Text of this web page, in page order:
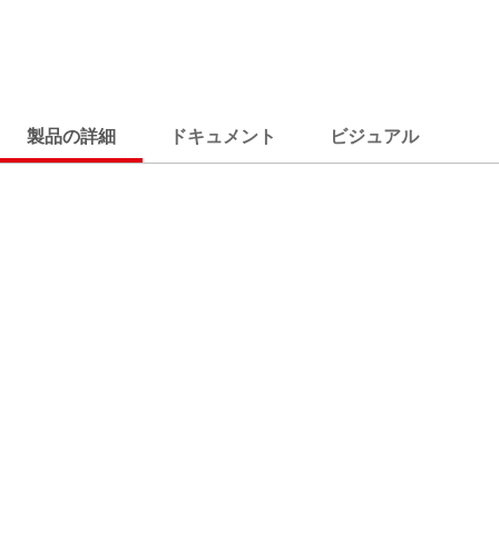
製品の詳細 ドキュメント ビジュアル